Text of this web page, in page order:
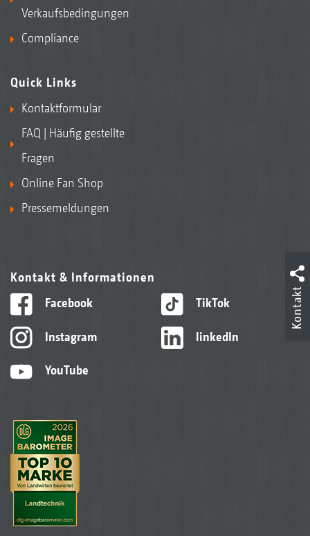
Verkaufsbedingungen
Compliance
Quick Links
Kontaktformular
FAQ | Häufig gestellte
Fragen
Online Fan Shop
Pressemeldungen
Kontakt & Informationen
Facebook
Instagram
YouTube
TikTok
linkedIn
Kontakt